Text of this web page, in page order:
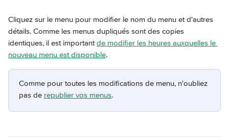
Cliquez sur le menu pour modifier le nom du menu et d'autres
détails. Comme les menus dupliqués sont des copies
identiques, il est important de modifier les heures auxquelles le
nouveau menu est disponible.
Comme pour toutes les modifications de menu, n'oubliez
pas de republier vos menus.